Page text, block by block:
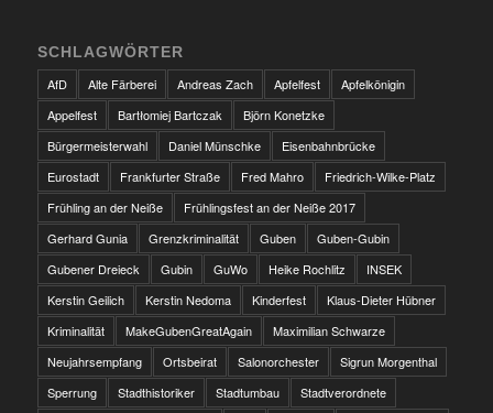
SCHLAGWÖRTER
AfD
Alte Färberei Andreas Zach Apfelfest
Apfelkönigin
Appelfest
Bartłomiej Bartczak
Björn Konetzke
Bürgermeisterwahl
Daniel Münschke
Eisenbahnbrücke
Eurostadt
Frankfurter Straße Fred Mahro
Friedrich-Wilke-Platz
Frühling an der Neiße
Frühlingsfest an der Neiße 2017
Gerhard Gunia
Grenzkriminalität Guben
Guben-Gubin
Gubener Dreieck
Gubin GuWo Heike Rochlitz
INSEK
Kerstin Geilich
Kerstin Nedoma Kinderfest
Klaus-Dieter Hübner
Kriminalität
MakeGubenGreatAgain
Maximilian Schwarze
Neujahrsempfang
Ortsbeirat Salonorchester
Sigrun Morgenthal
Sperrung
Stadthistoriker Stadtumbau
Stadtverordnete